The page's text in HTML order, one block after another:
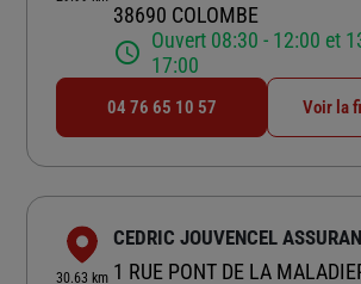
38690 COLOMBE
Ouvert 08:30 - 12:00 et
17:00
04 76 65 10 57 Voir la
30.63 km
CEDRIC JOUVENCEL
1 RUE PONT DE LA